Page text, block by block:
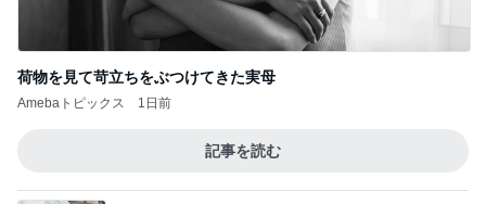
荷物を見て苛立ちをぶつけてきた実母
Amebaトピックス 1日前
記事を読む